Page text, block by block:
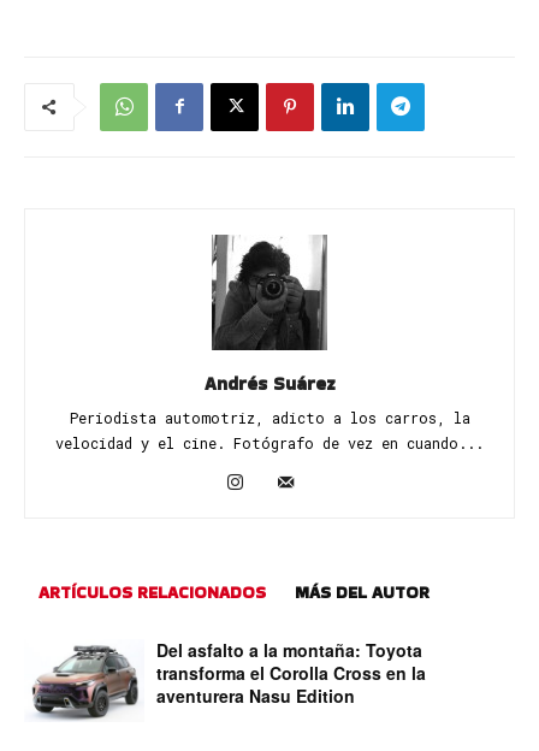
Andrés Suárez
Periodista automotriz, adicto a los carros, la
velocidad y el cine. Fotógrafo de vez en cuando...
ARTÍCULOS RELACIONADOS MÁS DEL AUTOR
Del asfalto a la montaña: Toyota
transforma el Corolla Cross en la
aventurera Nasu Edition